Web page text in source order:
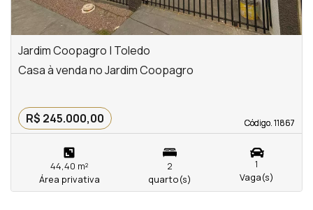
Jardim Coopagro | Toledo
Código. 11867
Código. 11867
Casa à venda no Jardim Coopagro
R$ 245.000,00
44,40 m²
Área privativa
2
quarto(s)
1
Vaga(s)